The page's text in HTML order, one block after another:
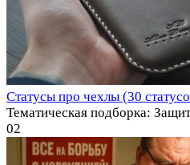
Статусы про чехлы (30
Тематическая подборка:
02